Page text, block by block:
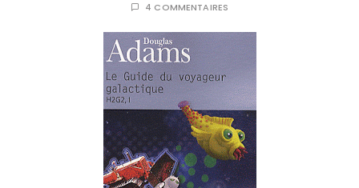
4 COMMENTAIRES